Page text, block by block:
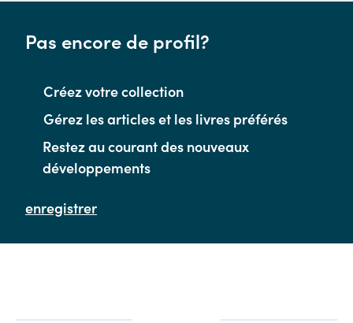
Pas encore de profil?
Créez votre collection
Gérez les articles et les livres préférés
Restez au courant des nouveaux
développements
enregistrer